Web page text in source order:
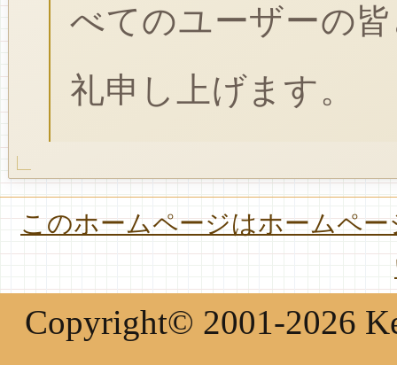
べてのユーザーの
礼申し上げます。
このホームページはホームペ
Copyright© 2001-2026